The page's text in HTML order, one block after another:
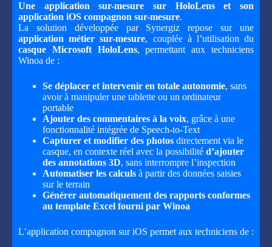
Une application sur-mesure sur HoloLens et son
application iOS compagnon sur-mesure.
La solution développée par Synergiz repose sur une
application métier sur-mesure, couplée à l’utilisation du
casque Microsoft HoloLens, permettant aux techniciens
Winoa de :
Se déplacer et intervenir en totale autonomie, sans
avoir à manipuler une tablette ou un ordinateur
portable
Ajouter des commentaires à la voix, grâce à une
fonctionnalité intégrée de Speech-to-Text
Capturer et modifier des photos directement via le
casque, en contexte réel avec la possibilité d’ajouter
des annotations 3D, sans interrompre l’inspection
Automatiser les calculs à partir des données saisies
sur le terrain
Générer automatiquement des rapports conformes
au template Excel fourni par Winoa
L’application compagnon sur iOS permet aux techniciens de :